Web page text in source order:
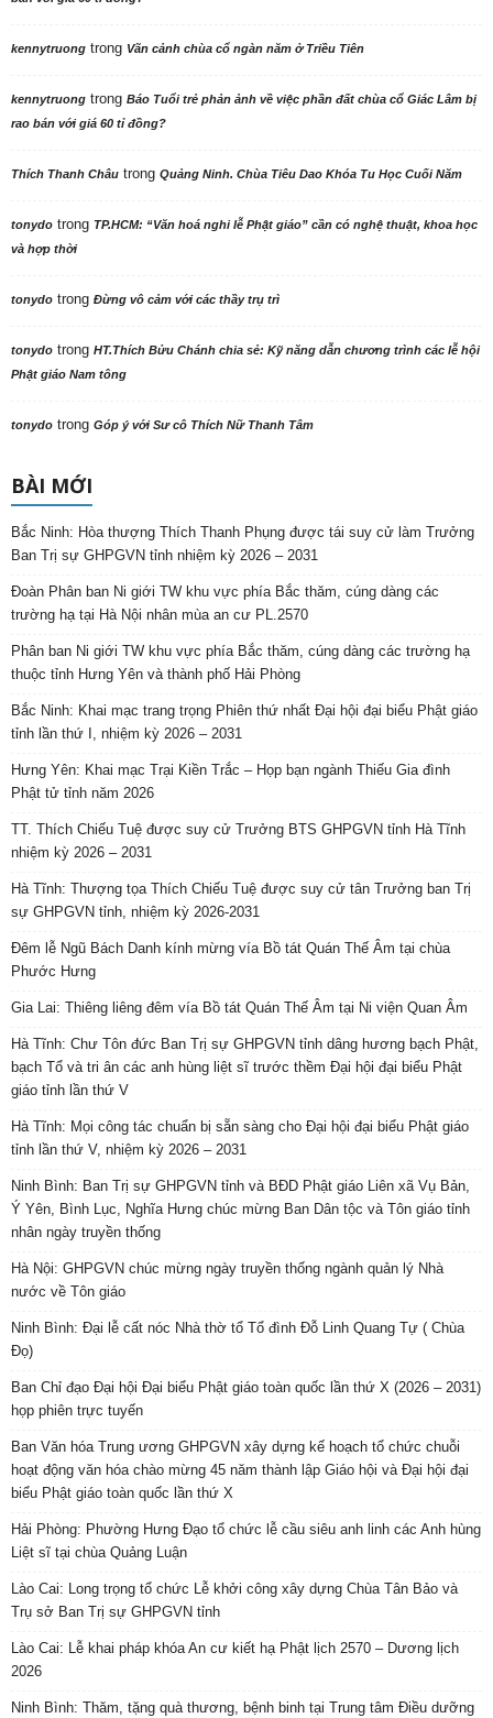
kennytruong trong Vãn cảnh chùa cổ ngàn năm ở Triều Tiên
kennytruong trong Báo Tuổi trẻ phản ảnh về việc phần đất chùa cổ Giác Lâm bị
rao bán với giá 60 tỉ đồng?
Thích Thanh Châu trong Quảng Ninh. Chùa Tiêu Dao Khóa Tu Học Cuối Năm
tonydo trong TP.HCM: “Văn hoá nghi lễ Phật giáo” cần có nghệ thuật, khoa học
và hợp thời
tonydo trong Đừng vô cảm với các thầy trụ trì
tonydo trong HT.Thích Bửu Chánh chia sẻ: Kỹ năng dẫn chương trình các lễ hội
Phật giáo Nam tông
tonydo trong Góp ý với Sư cô Thích Nữ Thanh Tâm
BÀI MỚI
Bắc Ninh: Hòa thượng Thích Thanh Phụng được tái suy cử làm Trưởng
Ban Trị sự GHPGVN tỉnh nhiệm kỳ 2026 – 2031
Đoàn Phân ban Ni giới TW khu vực phía Bắc thăm, cúng dàng các
trường hạ tại Hà Nội nhân mùa an cư PL.2570
Phân ban Ni giới TW khu vực phía Bắc thăm, cúng dàng các trường hạ
thuộc tỉnh Hưng Yên và thành phố Hải Phòng
Bắc Ninh: Khai mạc trang trọng Phiên thứ nhất Đại hội đại biểu Phật giáo
tỉnh lần thứ I, nhiệm kỳ 2026 – 2031
Hưng Yên: Khai mạc Trại Kiền Trắc – Họp bạn ngành Thiếu Gia đình
Phật tử tỉnh năm 2026
TT. Thích Chiếu Tuệ được suy cử Trưởng BTS GHPGVN tỉnh Hà Tĩnh
nhiệm kỳ 2026 – 2031
Hà Tĩnh: Thượng tọa Thích Chiếu Tuệ được suy cử tân Trưởng ban Trị
sự GHPGVN tỉnh, nhiệm kỳ 2026-2031
Đêm lễ Ngũ Bách Danh kính mừng vía Bồ tát Quán Thế Âm tại chùa
Phước Hưng
Gia Lai: Thiêng liêng đêm vía Bồ tát Quán Thế Âm tại Ni viện Quan Âm
Hà Tĩnh: Chư Tôn đức Ban Trị sự GHPGVN tỉnh dâng hương bạch Phật,
bạch Tổ và tri ân các anh hùng liệt sĩ trước thềm Đại hội đại biểu Phật
giáo tỉnh lần thứ V
Hà Tĩnh: Mọi công tác chuẩn bị sẵn sàng cho Đại hội đại biểu Phật giáo
tỉnh lần thứ V, nhiệm kỳ 2026 – 2031
Ninh Bình: Ban Trị sự GHPGVN tỉnh và BĐD Phật giáo Liên xã Vụ Bản,
Ý Yên, Bình Lục, Nghĩa Hưng chúc mừng Ban Dân tộc và Tôn giáo tỉnh
nhân ngày truyền thống
Hà Nội: GHPGVN chúc mừng ngày truyền thống ngành quản lý Nhà
nước về Tôn giáo
Ninh Bình: Đại lễ cất nóc Nhà thờ tổ Tổ đình Đỗ Linh Quang Tự ( Chùa
Đọ)
Ban Chỉ đạo Đại hội Đại biểu Phật giáo toàn quốc lần thứ X (2026 – 2031)
họp phiên trực tuyến
Ban Văn hóa Trung ương GHPGVN xây dựng kế hoạch tổ chức chuỗi
hoạt động văn hóa chào mừng 45 năm thành lập Giáo hội và Đại hội đại
biểu Phật giáo toàn quốc lần thứ X
Hải Phòng: Phường Hưng Đạo tổ chức lễ cầu siêu anh linh các Anh hùng
Liệt sĩ tại chùa Quảng Luận
Lào Cai: Long trọng tổ chức Lễ khởi công xây dựng Chùa Tân Bảo và
Trụ sở Ban Trị sự GHPGVN tỉnh
Lào Cai: Lễ khai pháp khóa An cư kiết hạ Phật lịch 2570 – Dương lịch
2026
Ninh Bình: Thăm, tặng quà thương, bệnh binh tại Trung tâm Điều dưỡng